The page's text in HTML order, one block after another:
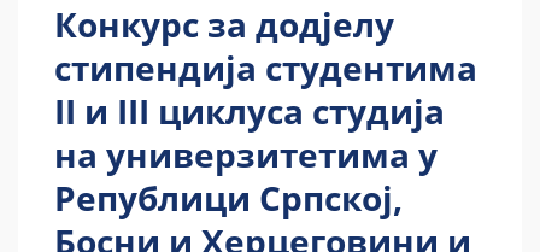
Конкурс за додјелу
стипендија студентима
II и III циклуса студија
на универзитетима у
Републици Српској,
Босни и Херцеговини и